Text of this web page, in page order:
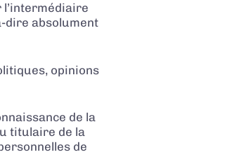
l’intermédiaire
dire absolument
opinions
de la
titulaire de la
de